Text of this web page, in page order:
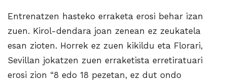
Entrenatzen hasteko erraketa erosi behar izan
zuen. Kirol-dendara joan zenean ez zeukatela
esan zioten. Horrek ez zuen kikildu eta Florari,
Sevillan jokatzen zuen erraketista erretiratuari
erosi zion “8 edo 18 pezetan, ez dut ondo